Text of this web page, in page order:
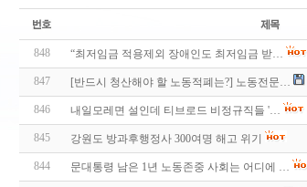
848 “최저임금 적용제외 장애인도 최저임금 받…
847 [반드시 청산해야 할 노동적폐는?] 노동전문…
846 내일모레면 설인데 티브로드 비정규직들 '…
845 강원도 방과후행정사 300여명 해고 위기
844 문대통령 남은 1년 노동존중 사회는 어디에 …